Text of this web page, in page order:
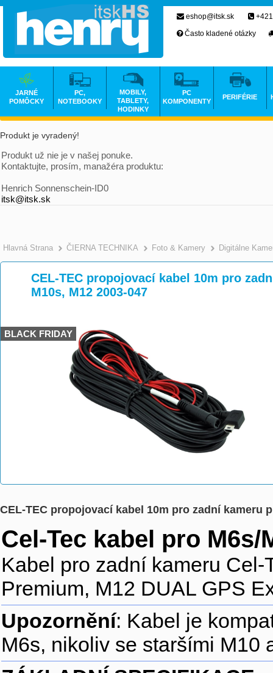
Produkt je vyradený!
Produkt už nie je v našej ponuke.
Kontaktujte, prosím, manažéra produktu:
Henrich Sonnenschein-ID0
itsk@itsk.sk
Hlavná Strana >
ČIERNA TECHNIKA >
Foto & Kamery Digitálne
CEL-TEC propojovací kabel 10m pro
M10s, M12 2003-047
BLACK FRIDAY
CEL-TEC propojovací kabel 10m pro zadní kameru
Cel-Tec kabel pro M6s/
Kabel pro zadní kameru Cel-
Premium, M12 DUAL GPS
Upozornění: Kabel je
M6s, nikoliv se staršími M10
eshop@itsk.sk
Často kladené otázky
JARNÉ
POMÔCKY
PC,
NOTEBOOKY
MOBILY,
TABLETY,
HODINKY
PC
KOMPONENTY
PERIFÉRIE